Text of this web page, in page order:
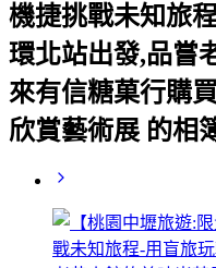
機捷挑戰未知旅
環北站出發,品嘗
來有信糖菓行購
欣賞藝術展 的相